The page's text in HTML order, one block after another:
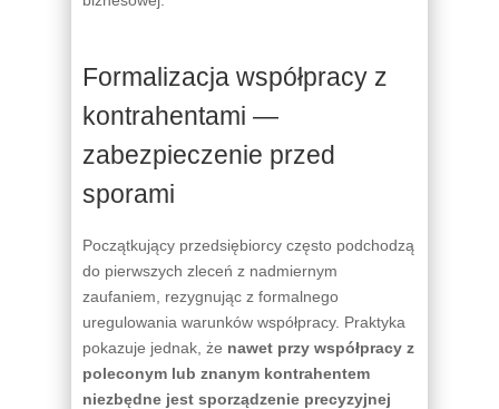
Formalizacja współpracy z
kontrahentami —
zabezpieczenie przed
sporami
Początkujący przedsiębiorcy często podchodzą
do pierwszych zleceń z nadmiernym
zaufaniem, rezygnując z formalnego
uregulowania warunków współpracy. Praktyka
pokazuje jednak, że nawet przy współpracy z
poleconym lub znanym kontrahentem
niezbędne jest sporządzenie precyzyjnej